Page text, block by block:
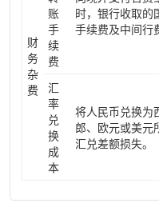
财
务
杂
费
账
手
续
费
时，银行收取的
手续费及中间行
汇
率
兑
换
成
本
将人民币兑换为
郎、欧元或美元
汇兑差额损失。